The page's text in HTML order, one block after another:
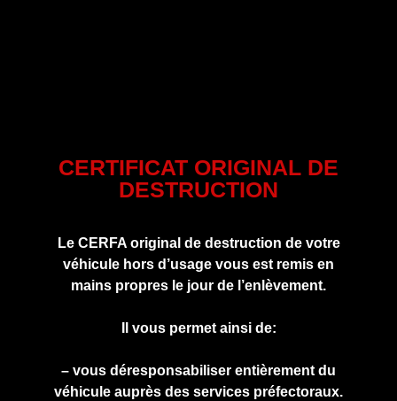
CERTIFICAT ORIGINAL DE
DESTRUCTION
Le CERFA original de destruction de votre
véhicule hors d’usage vous est remis en
mains propres le jour de l’enlèvement.
Il vous permet ainsi de:
– vous déresponsabiliser entièrement du
véhicule auprès des services préfectoraux.